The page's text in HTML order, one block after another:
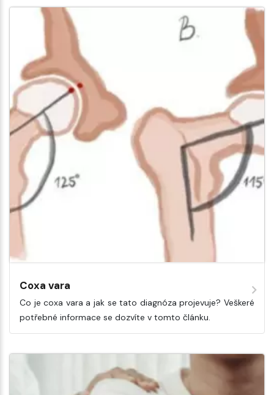
Coxa vara
Co je coxa vara a jak se tato diagnóza projevuje? Veškeré
potřebné informace se dozvíte v tomto článku.